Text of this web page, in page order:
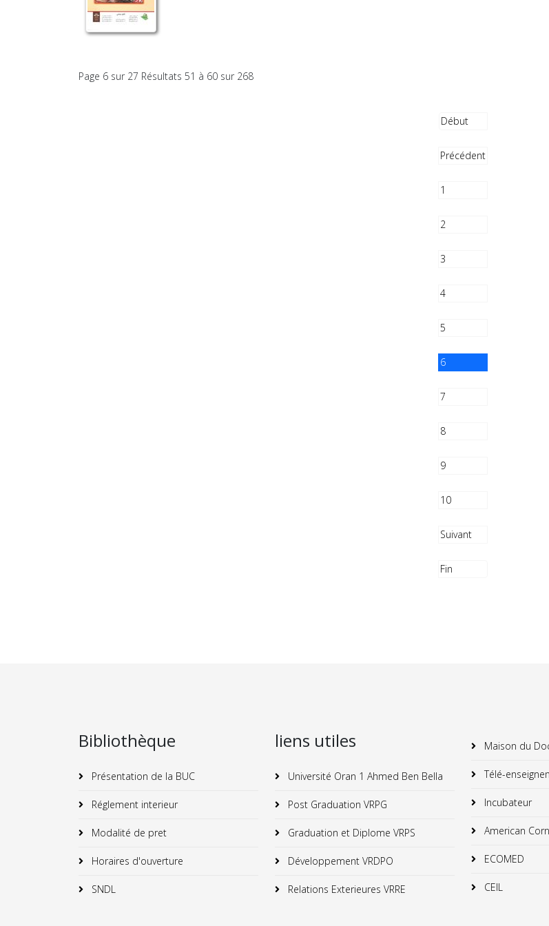
Page 6 sur 27 Résultats 51 à 60 sur 268
Début
Précédent
1
2
3
4
5
6
7
8
9
10
Suivant
Fin
Bibliothèque
Présentation de la BUC
Réglement interieur
Modalité de pret
Horaires d'ouverture
SNDL
liens utiles
Université Oran 1 Ahmed Ben Bella
Post Graduation VRPG
Graduation et Diplome VRPS
Développement VRDPO
Relations Exterieures VRRE
Maison du
Télé-
Incubateur
American
ECOMED
CEIL